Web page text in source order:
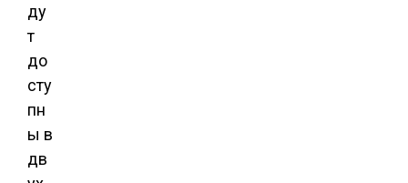
ду
т
до
сту
пн
ы в
дв